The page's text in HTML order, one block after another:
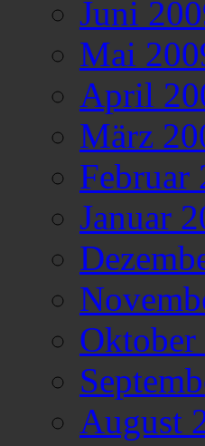
Juni
Mai
April
März
Februar
Januar
Oktober
August